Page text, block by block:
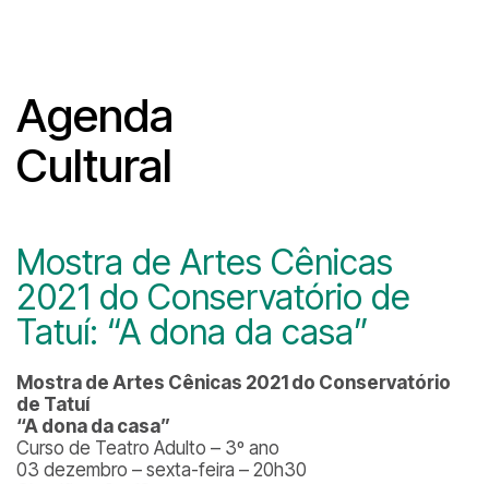
Agenda
Cultural
Mostra de Artes Cênicas
2021 do Conservatório de
Tatuí: “A dona da casa”
Mostra de Artes Cênicas 2021 do Conservatório
de Tatuí
“A dona da casa”
Curso de Teatro Adulto – 3º ano
03 dezembro – sexta-feira – 20h30